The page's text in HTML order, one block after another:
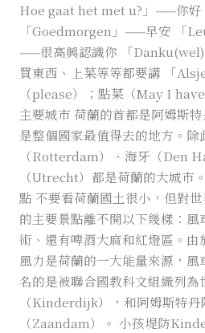
Hoe gaat het met u?」——你好
「Goedmorgen」——早安 「
——很高興認識你 「
買東西、上菜等等都要講 「
（please）；點菜（May I
主要城市 荷蘭的首都是阿姆斯
是整個國家最值得去的地方。除
（Rotterdam）、海牙（Den
（Utrecht）都是荷蘭的大城市
點 不要看荷蘭國土很小，但對
的主要景點離不開以下幾樣：
術、還有啤酒大麻和紅燈區。
風力是荷蘭的一大能量來源，
名的是被聯合國教科文組織列為
（Kinderdijk），和阿姆斯特丹
（Zaandam）。 小孩堤防